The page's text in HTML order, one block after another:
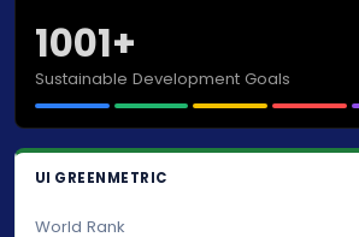
1001+
Sustainable Development Goals
UI GREENMETRIC
World Rank